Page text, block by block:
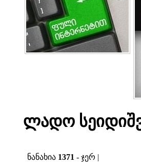
ლადო
ნანახია 1371 - ჯერ |